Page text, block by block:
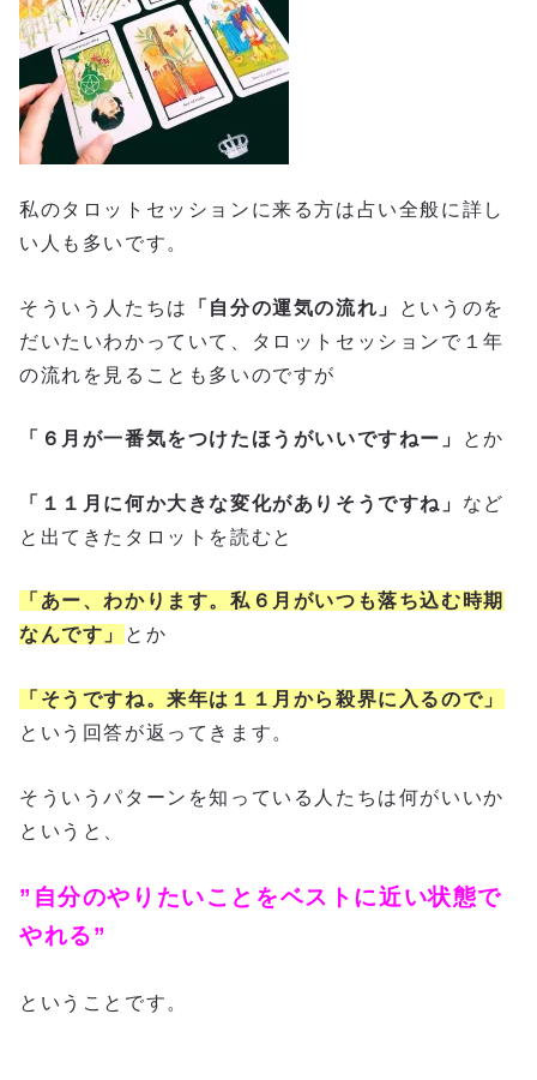
私のタロットセッションに来る方は占い全般に詳し
い人も多いです。
そういう人たちは 「自分の運気の流れ」
というのを
だいたいわかっていて、タロットセッションで１年
の流れを見ることも多いのですが
「６月が一番気をつけたほうがいいですねー」 とか
「１１月に何か大きな変化がありそうですね」 など
と出てきたタロットを読むと
「あー、わかります。私６月がいつも落ち込む時期
なんです」
とか
「そうですね。来年は１１月から殺界に入るので」
という回答が返ってきます。
そういうパターンを知っている人たちは何がいいか
というと、
”自分のやりたいことをベストに近い状態で
やれる”
ということです。